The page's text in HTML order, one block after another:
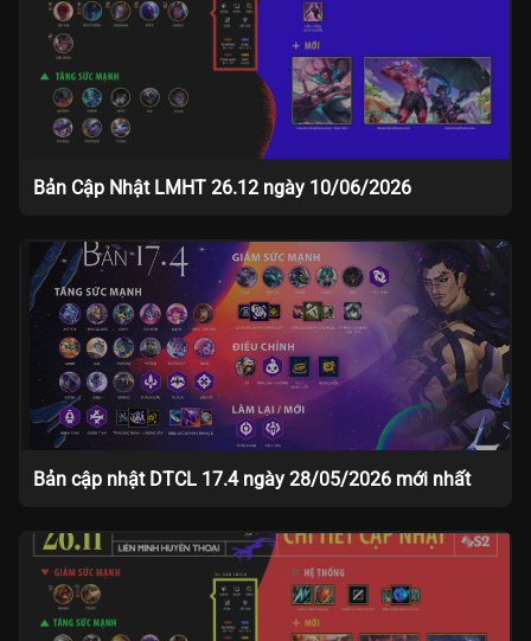
Bản Cập Nhật LMHT 26.12 ngày 10/06/2026
Bản cập nhật DTCL 17.4 ngày 28/05/2026 mới nhất